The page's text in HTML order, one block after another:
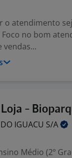
o atendimento
no bom
vendas...
-
IGUACU S/A
Médio (2º